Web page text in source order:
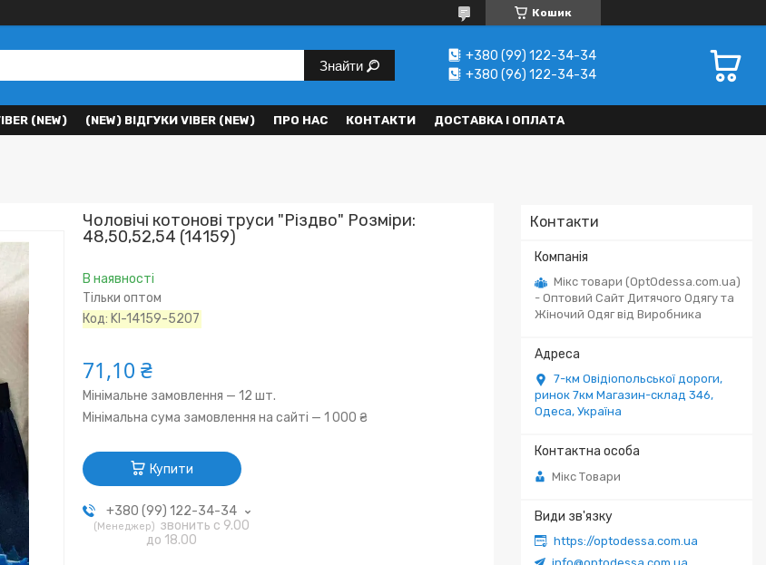
Кошик
Знайти
+380 (99) 122-34-34
+380 (96) 122-34-34
(NEW) (NEW) ВІДГУКИ VIBER (NEW) ПРО НАС КОНТАКТИ ДОСТАВКА І ОПЛАТА
Контакти
Мікс товари (OptOdessa.com.ua)
- Оптовий Сайт Дитячого Одягу та
Жіночий Одяг від Виробника
7-км Овідіопольської дороги,
ринок 7км Магазин-склад 346,
Одеса, Україна
Мікс Товари
https://optodessa.com.ua
Чоловічі котонові труси "Різдво" Розміри:
48,50,52,54 (14159)
В наявності
Тільки оптом
Код: KI-14159-5207
71,10 ₴
Мінімальне замовлення — 12 шт.
Мінімальна сума замовлення на сайті — 1 000 ₴
Купити
+380 (99) 122-34-34
Менеджер
звонить с 9.00
до 18.00